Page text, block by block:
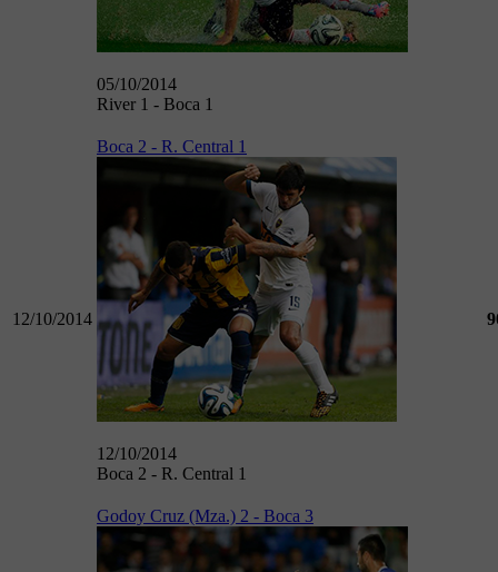
05/10/2014
River 1 - Boca 1
12/10/2014
Boca 2 - R. Central 1
12/10/2014
Boca 2 - R. Central 1
Godoy Cruz (Mza.) 2 - Boca 3